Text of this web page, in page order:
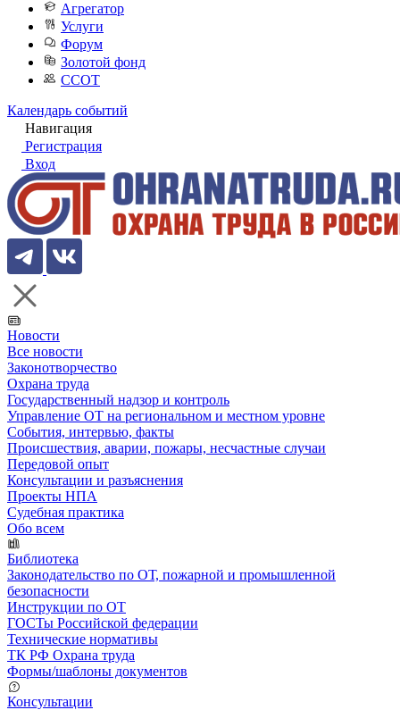
Агрегатор
Услуги
Форум
Золотой фонд
ССОТ
Календарь событий
Навигация
Регистрация
Вход
Новости
Все новости
Законотворчество
Охрана труда
Государственный надзор и контроль
Управление ОТ на региональном и местном уровне
События, интервью, факты
Происшествия, аварии, пожары, несчастные случаи
Передовой опыт
Консультации и разъяснения
Проекты НПА
Судебная практика
Обо всем
Библиотека
Законодательство по ОТ, пожарной и промышленной
безопасности
Инструкции по ОТ
ГОСТы Российской федерации
Технические нормативы
ТК РФ Охрана труда
Формы/шаблоны документов
Консультации